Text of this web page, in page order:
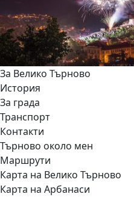
За Велико Търново
История
За града
Транспорт
Контакти
Търново около мен
Маршрути
Карта на Велико Търново
Карта на Арбанаси